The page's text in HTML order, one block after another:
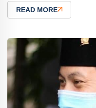
READ MORE